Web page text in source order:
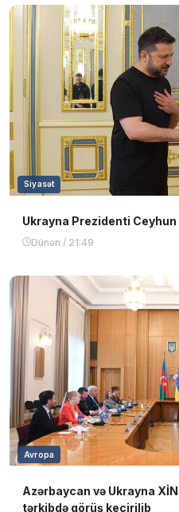
Siyasət
Ukrayna Prezidenti
Dünən / 21:49
Avropa
Azərbaycan və Ukrayna
tərkibdə görüş keçirilib